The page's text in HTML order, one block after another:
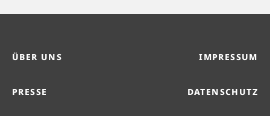
ÜBER UNS IMPRESSUM
PRESSE DATENSCHUTZ